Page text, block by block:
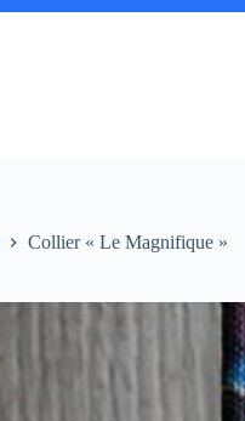
Collier « Le Magnifique »